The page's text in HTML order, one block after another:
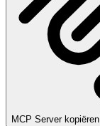
MCP Server kopiëren